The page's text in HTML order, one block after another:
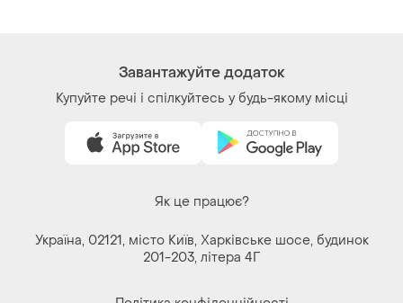
Як це працює?
Україна, 02121, місто Київ, Харківське шосе, будинок
201-203, літера 4Г
Політика конфіденційності
Контакти